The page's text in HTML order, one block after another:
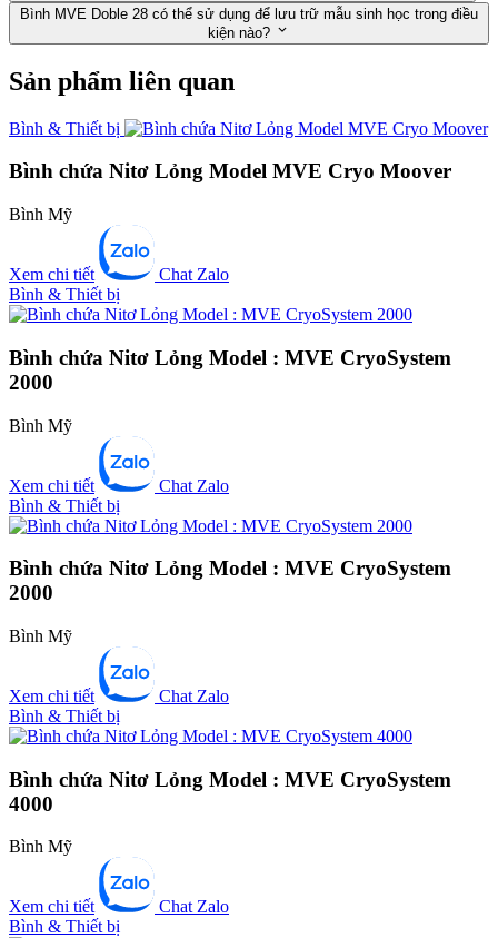
Bình MVE Doble 28 có thể sử dụng để lưu trữ mẫu sinh học trong điều
kiện nào?
Sản phẩm liên quan
Bình & Thiết bị
Bình chứa Nitơ Lỏng Model MVE Cryo Moover
Bình Mỹ
Xem chi tiết
Chat Zalo
Bình & Thiết bị
Bình chứa Nitơ Lỏng Model : MVE CryoSystem
2000
Bình Mỹ
Xem chi tiết
Chat Zalo
Bình & Thiết bị
Bình chứa Nitơ Lỏng Model : MVE CryoSystem
2000
Bình Mỹ
Xem chi tiết
Chat Zalo
Bình & Thiết bị
Bình chứa Nitơ Lỏng Model : MVE CryoSystem
4000
Bình Mỹ
Xem chi tiết
Chat Zalo
Bình & Thiết bị